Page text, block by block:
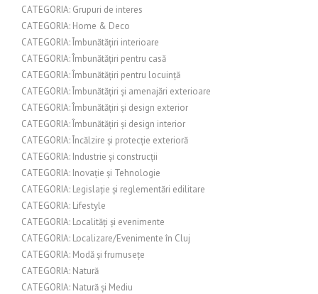
CATEGORIA: Grupuri de interes
CATEGORIA: Home & Deco
CATEGORIA: Îmbunătățiri interioare
CATEGORIA: Îmbunătățiri pentru casă
CATEGORIA: Îmbunătățiri pentru locuință
CATEGORIA: Îmbunătățiri și amenajări exterioare
CATEGORIA: Îmbunătățiri și design exterior
CATEGORIA: Îmbunătățiri și design interior
CATEGORIA: Încălzire și protecție exterioră
CATEGORIA: Industrie și construcții
CATEGORIA: Inovație și Tehnologie
CATEGORIA: Legislație și reglementări edilitare
CATEGORIA: Lifestyle
CATEGORIA: Localități și evenimente
CATEGORIA: Localizare/Evenimente în Cluj
CATEGORIA: Modă și frumusețe
CATEGORIA: Natură
CATEGORIA: Natură și Mediu